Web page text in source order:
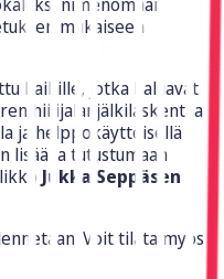
mukaiseen
kaikille, jotka haluavat
hiilijalanjälkilaskentaa
ja helppokäyttöisellä
lisää ja tutustumaan
Jukka Seppäsen
Voit tilata myös